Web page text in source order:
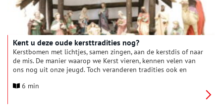
Kent u deze oude kersttradities nog?
Kerstbomen met lichtjes, samen zingen, aan de kerstdis of naar
de mis. De manier waarop we Kerst vieren, kennen velen van
ons nog uit onze jeugd. Toch veranderen tradities ook en
nieuwe. Kent u bijvoorbeeld het branden van het Kerstblok
6 min